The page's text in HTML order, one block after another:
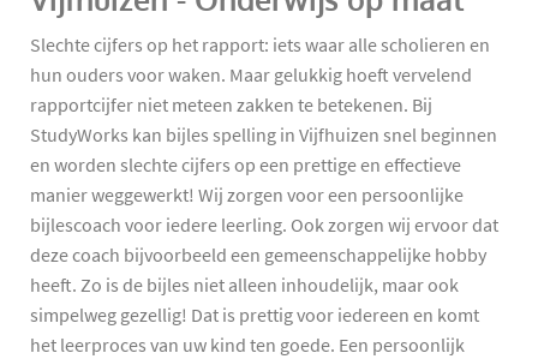
Slechte cijfers op het rapport: iets waar alle scholieren en
hun ouders voor waken. Maar gelukkig hoeft vervelend
rapportcijfer niet meteen zakken te betekenen. Bij
StudyWorks kan bijles spelling in Vijfhuizen snel beginnen
en worden slechte cijfers op een prettige en effectieve
manier weggewerkt! Wij zorgen voor een persoonlijke
bijlescoach voor iedere leerling. Ook zorgen wij ervoor dat
deze coach bijvoorbeeld een gemeenschappelijke hobby
heeft. Zo is de bijles niet alleen inhoudelijk, maar ook
simpelweg gezellig! Dat is prettig voor iedereen en komt
het leerproces van uw kind ten goede. Een persoonlijk